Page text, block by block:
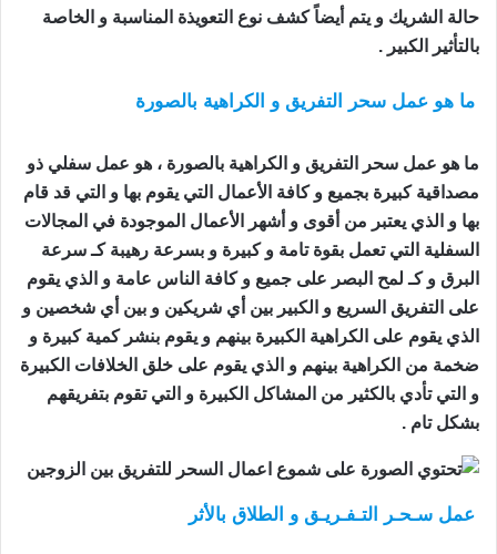
حالة الشريك و يتم أيضاً كشف نوع التعويذة المناسبة و الخاصة
بالتأثير الكبير .
ما هو عمل سحر التفريق و الكراهية بالصورة
ما هو عمل سحر التفريق و الكراهية بالصورة ، هو عمل سفلي ذو
مصداقية كبيرة بجميع و كافة الأعمال التي يقوم بها و التي قد قام
بها و الذي يعتبر من أقوى و أشهر الأعمال الموجودة في المجالات
السفلية التي تعمل بقوة تامة و كبيرة و بسرعة رهيبة كـ سرعة
البرق و كـ لمح البصر على جميع و كافة الناس عامة و الذي يقوم
على التفريق السريع و الكبير بين أي شريكين و بين أي شخصين و
الذي يقوم على الكراهية الكبيرة بينهم و يقوم بنشر كمية كبيرة و
ضخمة من الكراهية بينهم و الذي يقوم على خلق الخلافات الكبيرة
و التي تأدي بالكثير من المشاكل الكبيرة و التي تقوم بتفريقهم
بشكل تام .
عمل سـحـر التـفـريـق و الطلاق بالأثر